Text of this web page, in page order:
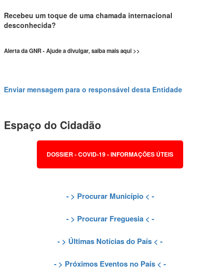
Recebeu um toque de uma chamada internacional
desconhecida?
Alerta da GNR - Ajude a divulgar, saiba mais aqui >>
Enviar mensagem para o responsável desta Entidade
Espaço do Cidadão
DOSSIER - COVID-19 - INFORMAÇÕES ÚTEIS
- > Procurar Município< -
- > Procurar Freguesia< -
- > Últimas Notícias do País < -
- > Próximos Eventos no País < -